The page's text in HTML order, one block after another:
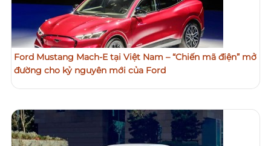
Ford Mustang Mach-E tại Việt Nam – “Chiến mã điện” mở
đường cho kỷ nguyên mới của Ford